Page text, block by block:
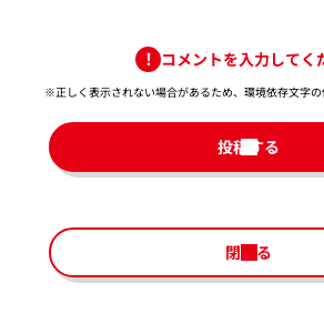
コメントを入力してく
※正しく表示されない場合があるため、環境依存文字の
投稿する
閉じる